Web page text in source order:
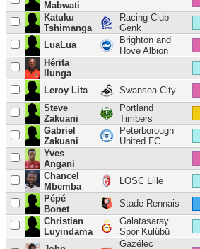
Mabwati
Katuku
Tshimanga
Racing Club
Genk
LuaLua
Brighton and
Hove Albion
Hérita
Ilunga
Leroy Lita Swansea City
Steve
Zakuani
Portland
Timbers
Gabriel
Zakuani
Peterborough
United FC
Yves
Angani
Chancel
Mbemba
LOSC Lille
Pépé
Bonet
Stade Rennais
Christian
Luyindama
Galatasaray
Spor Kulübü
Gazélec